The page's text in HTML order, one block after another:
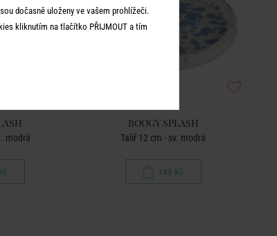
modrá
BOOGY SPLASH
Talíř 12 cm - sv. modrá
149 Kč
dočasně uloženy ve vašem prohlížeči.
kliknutím na tlačítko PŘIJMOUT a tím